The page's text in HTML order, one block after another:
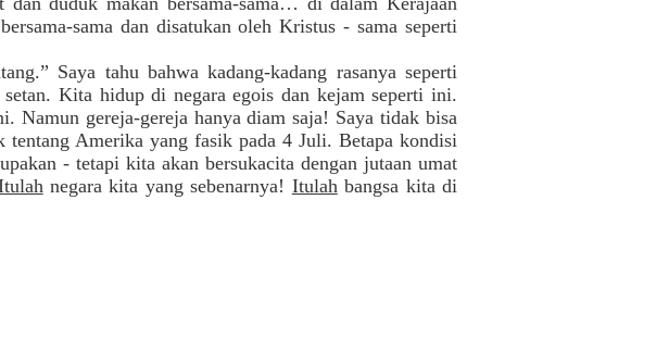
sama dan disatukan oleh Kristus - sama seperti
Saya tahu bahwa kadang-kadang rasanya seperti
Kita hidup di negara egois dan kejam seperti ini.
Namun gereja-gereja hanya diam saja! Saya tidak bisa
tentang Amerika yang fasik pada 4 Juli. Betapa kondisi
- tetapi kita akan bersukacita dengan jutaan umat
negara kita yang sebenarnya! Itulahbangsa kita di